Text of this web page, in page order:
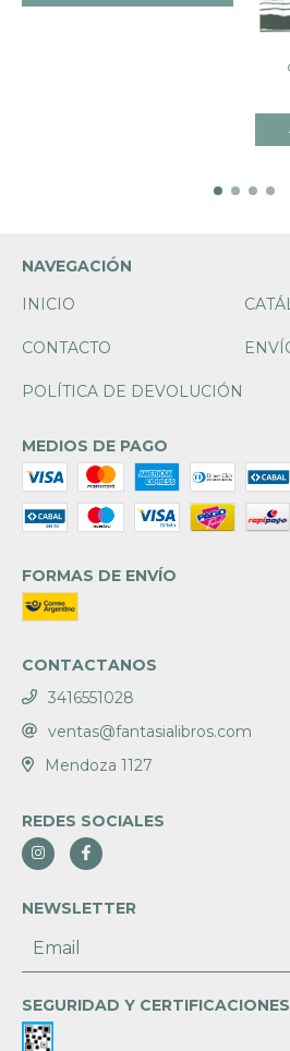
NAVEGACIÓN
INICIO
CONTACTO
POLÍTICA DE DEVOLUCIÓN
MEDIOS DE PAGO
FORMAS DE ENVÍO
CONTACTANOS
3416551028
ventas@fantasialibros.com
Mendoza 1127
REDES SOCIALES
NEWSLETTER
SEGURIDAD Y CERTIFICACIONES